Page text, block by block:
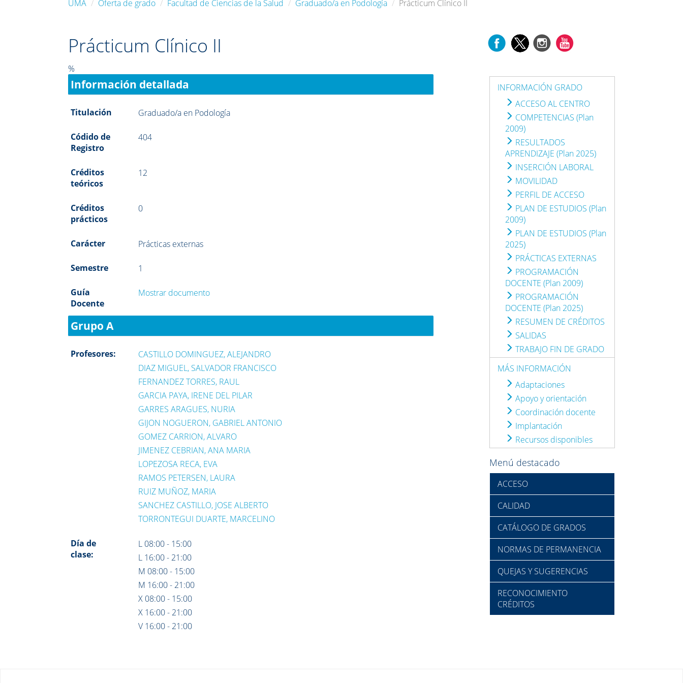
UMA Oferta de grado Facultad de Ciencias de la Salud Graduado/a en Podología Prácticum Clínico II
Prácticum Clínico II
%
Información detallada
Titulación Graduado/a en Podología
Códido de
Registro
404
Créditos
teóricos
12
Créditos
prácticos
0
Carácter Prácticas externas
Semestre 1
Guía
Docente
Mostrar documento
Grupo A
Profesores:
CASTILLO DOMINGUEZ, ALEJANDRO
DIAZ MIGUEL, SALVADOR FRANCISCO
FERNANDEZ TORRES, RAUL
GARCIA PAYA, IRENE DEL PILAR
GARRES ARAGUES, NURIA
GIJON NOGUERON, GABRIEL ANTONIO
GOMEZ CARRION, ALVARO
JIMENEZ CEBRIAN, ANA MARIA
LOPEZOSA RECA, EVA
RAMOS PETERSEN, LAURA
RUIZ MUÑOZ, MARIA
SANCHEZ CASTILLO, JOSE ALBERTO
TORRONTEGUI DUARTE, MARCELINO
Día de
clase:
L 08:00 - 15:00
L 16:00 - 21:00
M 08:00 - 15:00
M 16:00 - 21:00
X 08:00 - 15:00
X 16:00 - 21:00
V 16:00 - 21:00
INFORMACIÓN GRADO
ACCESO AL CENTRO
COMPETENCIAS (Plan
2009)
RESULTADOS
APRENDIZAJE (Plan 2025)
INSERCIÓN LABORAL
MOVILIDAD
PERFIL DE ACCESO
PLAN DE ESTUDIOS (Plan
2009)
PLAN DE ESTUDIOS (Plan
2025)
PRÁCTICAS EXTERNAS
PROGRAMACIÓN
DOCENTE (Plan 2009)
PROGRAMACIÓN
DOCENTE (Plan 2025)
RESUMEN DE CRÉDITOS
SALIDAS
TRABAJO FIN DE GRADO
MÁS INFORMACIÓN
Adaptaciones
Apoyo y orientación
Coordinación docente
Implantación
Recursos disponibles
Menú destacado
ACCESO
CALIDAD
CATÁLOGO DE GRADOS
NORMAS DE PERMANENCIA
QUEJAS Y SUGERENCIAS
RECONOCIMIENTO
CRÉDITOS